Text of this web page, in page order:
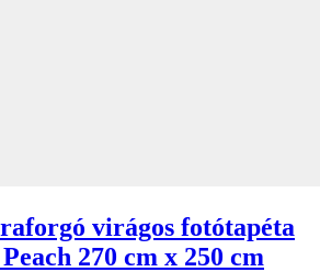
virágos fotótapéta
270 cm x 250 cm